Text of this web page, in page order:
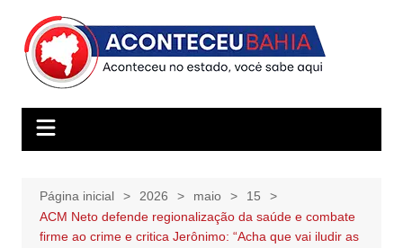
para
conteúdo
Página inicial 2026 maio
15
ACM Neto defende regionalização da saúde e combate
firme ao crime e critica Jerônimo: “Acha que vai iludir as